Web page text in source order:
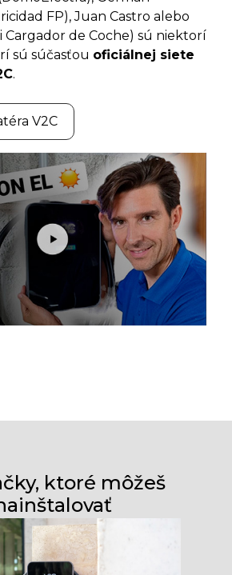
FP), Juan Castro alebo
Cargador de Coche) sú niektorí
sú súčasťou oficiálnej siete
.
V2C
ktoré môžeš